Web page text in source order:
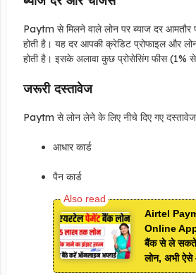
Paytm से मिलने वाले लोन पर ब्याज दर
होती है। यह दर आपकी क्रेडिट प्रोफाइल और
होती है। इसके अलावा कुछ प्रोसेसिंग फीस (1%
जरूरी दस्तावेज
Paytm से लोन लेने के लिए नीचे दिए गए
आधार कार्ड
पैन कार्ड
Airtel
Online
बैंक से ले सकते
लोन, अभी